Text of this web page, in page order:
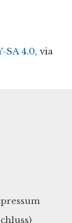
SA 4.0, via